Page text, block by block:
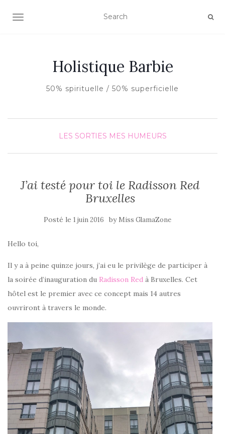
AFFICHER/MASQUER LA NAVIGATION
Holistique Barbie
50% spirituelle / 50% superficielle
LES SORTIES MES HUMEURS
J’ai testé pour toi le Radisson Red
Bruxelles
Posté le 1 juin 2016 by Miss GlamaZone
Hello toi,
Il y a à peine quinze jours, j’ai eu le privilège de participer à
la soirée d’inauguration du Radisson Red à Bruxelles. Cet
hôtel est le premier avec ce concept mais 14 autres
ouvriront à travers le monde.